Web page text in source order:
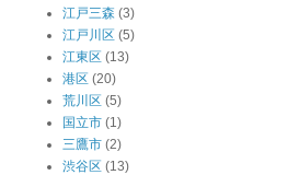
江戸三森 (3)
江戸川区 (5)
江東区 (13)
港区 (20)
荒川区 (5)
国立市 (1)
三鷹市 (2)
渋谷区 (13)